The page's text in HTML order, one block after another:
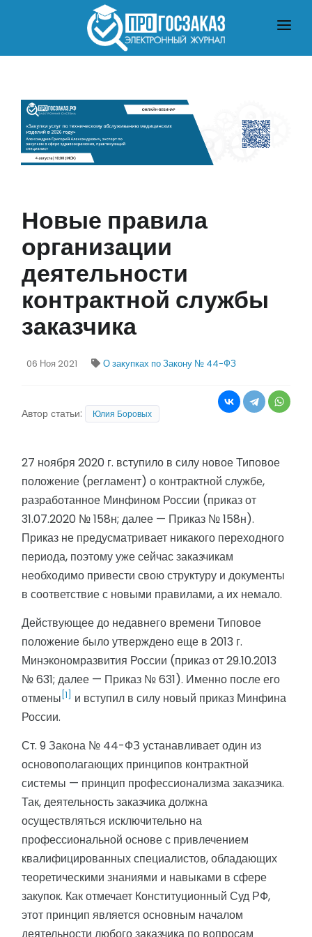
ГЛАВНАЯО ЗАКУПКАХ ПО ЗАКОНУ № 223-ФЗ
Новые правила
организации
деятельности
контрактной службы
заказчика
06 Ноя 2021 О закупках по Закону № 44-ФЗ
Автор статьи: Юлия Боровых
27 ноября 2020 г. вступило в силу новое Типовое
положение (регламент) о контрактной службе,
разработанное Минфином России (приказ от
31.07.2020 № 158н; далее — Приказ № 158н).
Приказ не предусматривает никакого переходного
периода, поэтому уже сейчас заказчикам
необходимо привести свою структуру и документы
в соответствие с новыми правилами, а их немало.
Действующее до недавнего времени Типовое
положение было утверждено еще в 2013 г.
Минэкономразвития России (приказ от 29.10.2013
№ 631; далее — Приказ № 631). Именно после его
отмены [1]
и вступил в силу новый приказ Минфина
России.
Ст. 9 Закона № 44-ФЗ устанавливает один из
основополагающих принципов контрактной
системы — принцип профессионализма заказчика.
Так, деятельность заказчика должна
осуществляться исключительно на
профессиональной основе с привлечением
квалифицированных специалистов, обладающих
теоретическими знаниями и навыками в сфере
закупок. Как отмечает Конституционный Суд РФ,
этот принцип является основным началом